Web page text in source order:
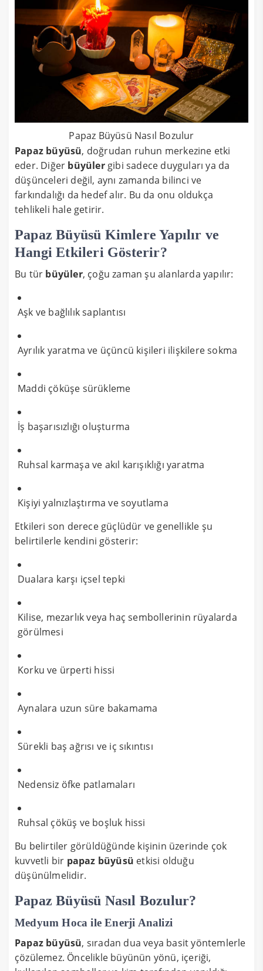
Papaz Büyüsü Nasıl Bozulur
Papaz büyüsü, doğrudan ruhun merkezine etki
eder. Diğer büyülergibi sadece duyguları ya da
düşünceleri değil, aynı zamanda bilinci ve
farkındalığı da hedef alır. Bu da onu oldukça
tehlikeli hale getirir.
Papaz Büyüsü Kimlere Yapılır ve
Hangi Etkileri Gösterir?
Bu tür büyüler, çoğu zaman şu alanlarda yapılır:
Aşk ve bağlılık saplantısı
Ayrılık yaratma ve üçüncü kişileri ilişkilere sokma
Maddi çöküşe sürükleme
İş başarısızlığı oluşturma
Ruhsal karmaşa ve akıl karışıklığı yaratma
Kişiyi yalnızlaştırma ve soyutlama
Etkileri son derece güçlüdür ve genellikle şu
belirtilerle kendini gösterir:
Dualara karşı içsel tepki
Kilise, mezarlık veya haç sembollerinin rüyalarda
görülmesi
Korku ve ürperti hissi
Aynalara uzun süre bakamama
Sürekli baş ağrısı ve iç sıkıntısı
Nedensiz öfke patlamaları
Ruhsal çöküş ve boşluk hissi
Bu belirtiler görüldüğünde kişinin üzerinde çok
kuvvetli bir papaz büyüsü etkisi olduğu
düşünülmelidir.
Papaz Büyüsü Nasıl Bozulur?
Medyum Hoca ile Enerji Analizi
Papaz büyüsü, sıradan dua veya basit yöntemlerle
çözülemez. Öncelikle büyünün yönü, içeriği,